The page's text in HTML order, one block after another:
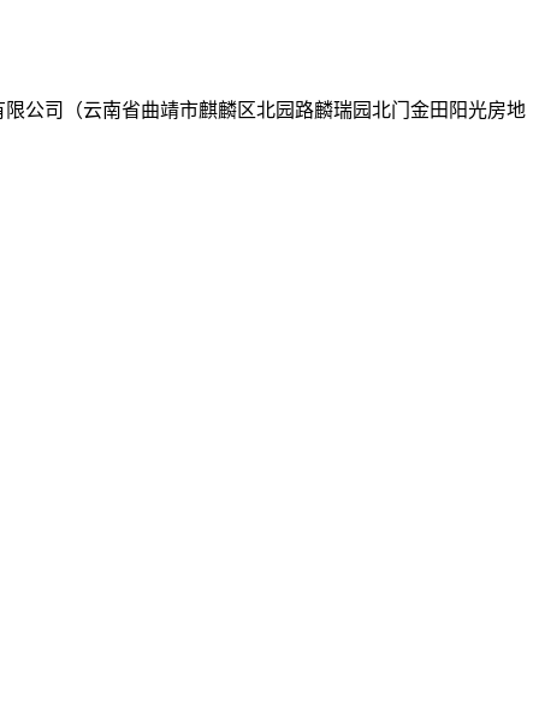
公司（云南省曲靖市麒麟区北园路麟瑞园北门金田阳光房地